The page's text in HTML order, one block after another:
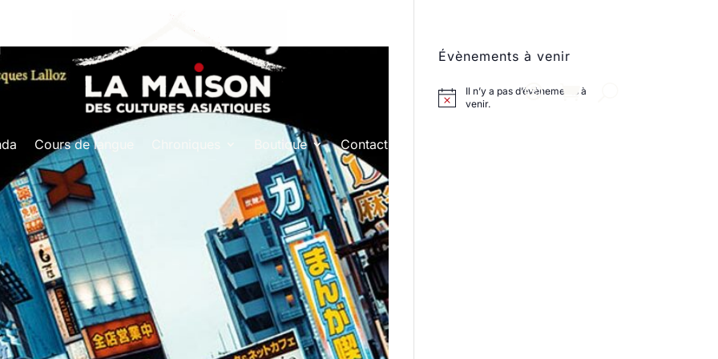
Cours de langue Boutique Contact
Évènements à venir
Il n’y a pas d’évènements à
venir.